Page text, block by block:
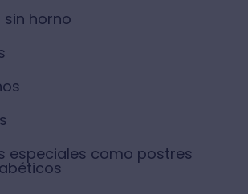
sin horno
especiales como postres